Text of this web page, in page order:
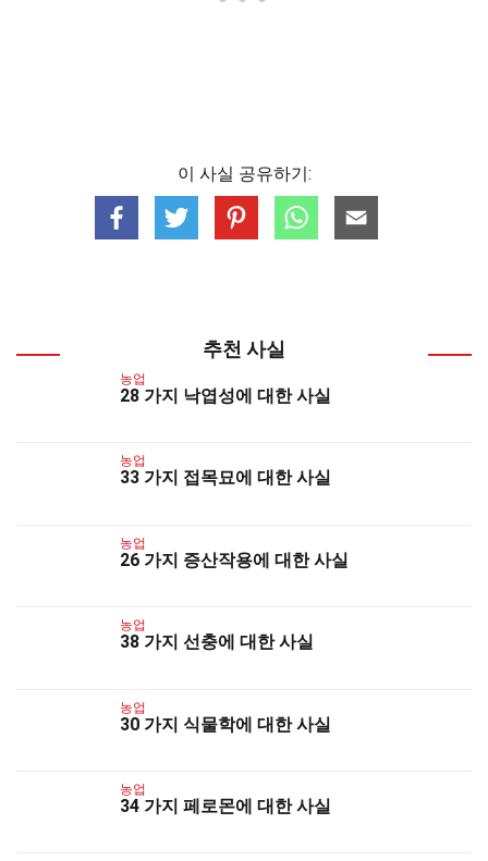
이 사실 공유하기:
추천 사실
농업
28 가지 낙엽성에 대한 사실
농업
33 가지 접목묘에 대한 사실
농업
26 가지 증산작용에 대한 사실
농업
38 가지 선충에 대한 사실
농업
30 가지 식물학에 대한 사실
농업
34 가지 페로몬에 대한 사실